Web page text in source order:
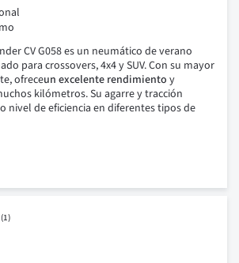
CV G058 es un neumático de verano
para crossovers, 4x4 y SUV. Con su mayor
ofreceun excelente rendimiento y
kilómetros. Su agarre y tracción
nivel de eficiencia en diferentes tipos de
(1)